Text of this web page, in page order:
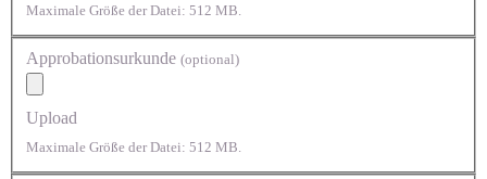
Maximale Größe der Datei: 512 MB.
Approbationsurkunde (optional)
Upload
Maximale Größe der Datei: 512 MB.